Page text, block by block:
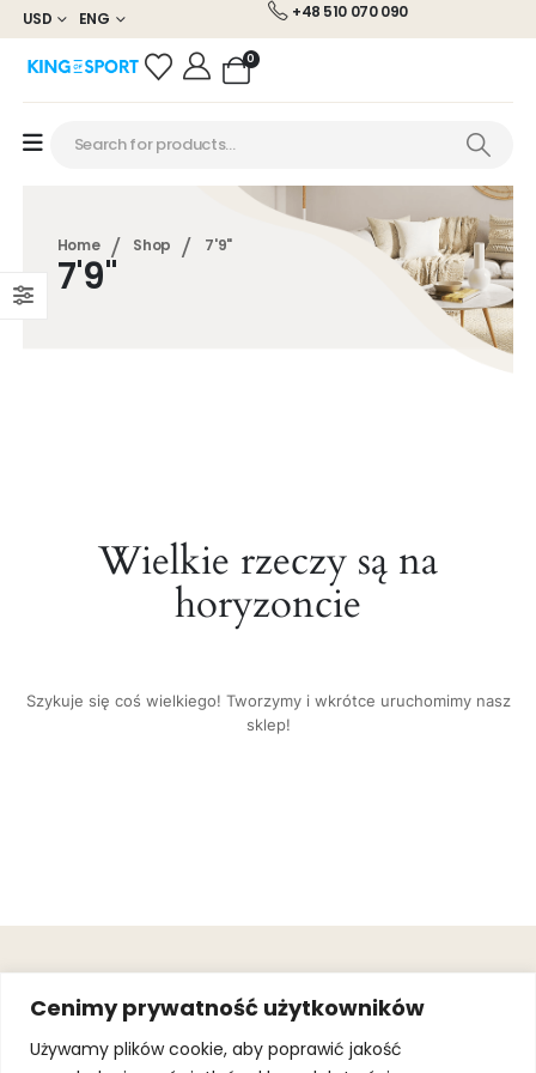
Cenimy prywatność użytkowników
Używamy plików cookie, aby poprawić jakość
USD ENG +48 510 070 090
0
Home Shop 7'9"
7'9"
Wielkie rzeczy są na
horyzoncie
Szykuje się coś wielkiego! Tworzymy i wkrótce uruchomimy nasz
sklep!
+48 510 070
JOIN OUR
MAILING
OBSŁUGA
KLIENTA
Gwarancja
.
.